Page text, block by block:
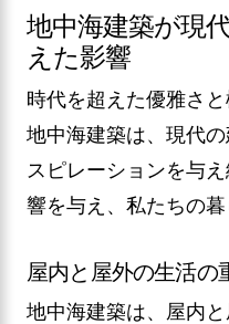
地中海建築が現
えた影響
時代を超えた優雅さ
地中海建築は、現代
スピレーションを与
響を与え、私たちの暮
屋内と屋外の生活の
地中海建築は、屋内